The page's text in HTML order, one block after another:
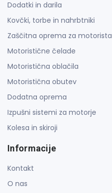
Dodatki in darila
Kovčki, torbe in nahrbtniki
Zaščitna oprema za motorista
Motoristične čelade
Motoristična oblačila
Motoristična obutev
Dodatna oprema
Izpušni sistemi za motorje
Kolesa in skiroji
Informacije
Kontakt
O nas